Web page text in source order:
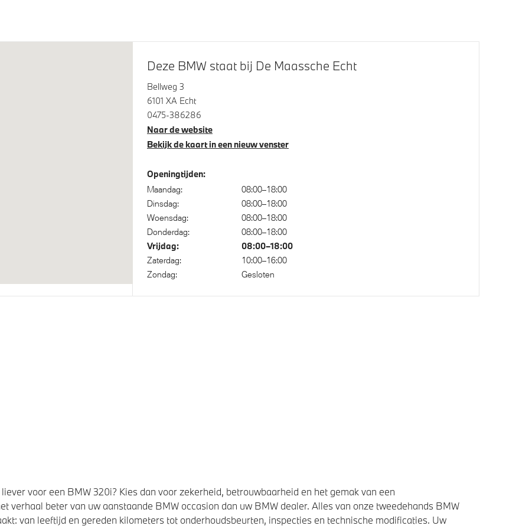
(PDC)
Deze BMW staat bij De Maassche Echt
Bellweg 3
6101 XA Echt
0475-386286
Naar de website
Bekijk de kaart in een nieuw venster
Openingtijden:
Maandag:
08:00–18:00
Dinsdag:
08:00–18:00
Woensdag:
08:00–18:00
Donderdag:
08:00–18:00
Vrijdag: 08:00–18:00
Zaterdag:
10:00–16:00
Zondag:
Gesloten
voor een BMW 320i? Kies dan voor zekerheid, betrouwbaarheid en het gemak van een
verhaal beter van uw aanstaande BMW occasion dan uw BMW dealer. Alles van onze tweedehands BMW
van leeftijd en gereden kilometers tot onderhoudsbeurten, inspecties en technische modificaties. Uw